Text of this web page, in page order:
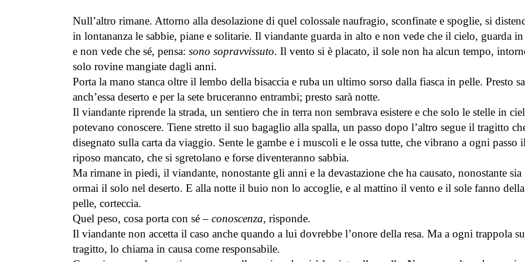
Null’altro rimane. Attorno alla desolazione di quel colossale naufragio, sconfinate e spoglie, si
in lontananza le sabbie, piane e solitarie. Il viandante guarda in alto e non vede che il cielo, guarda in
e non vede che sé, pensa: sono sopravvissuto. Il vento si è placato, il sole non ha alcun tempo,
solo rovine mangiate dagli anni.
Porta la mano stanca oltre il lembo della bisaccia e ruba un ultimo sorso dalla fiasca in pelle. Presto
anch’essa deserto e per la sete bruceranno entrambi; presto sarà notte.
Il viandante riprende la strada, un sentiero che in terra non sembrava esistere e che solo le stelle in
potevano conoscere. Tiene stretto il suo bagaglio alla spalla, un passo dopo l’altro segue il tragitto
disegnato sulla carta da viaggio. Sente le gambe e i muscoli e le ossa tutte, che vibrano a ogni passo
riposo mancato, che si sgretolano e forse diventeranno sabbia.
Ma rimane in piedi, il viandante, nonostante gli anni e la devastazione che ha causato, nonostante sia
ormai il solo nel deserto. E alla notte il buio non lo accoglie, e al mattino il vento e il sole fanno
pelle, corteccia.
Quel peso, cosa porta con sé – conoscenza, risponde.
Il viandante non accetta il caso anche quando a lui dovrebbe l’onore della resa. Ma a ogni trappola
tragitto, lo chiama in causa come responsabile.
Le Cronache di Pontepiccolo –
racconto di Daniela Montella
23 Giugno 2026
dell’esistenza nella Napoli del
1799 – articolo di Claudio Aorta
7 Giugno 2026
– racconto di Mattia Azzini
Le Cronache di
racconto di Daniela
23 Giugno 2026